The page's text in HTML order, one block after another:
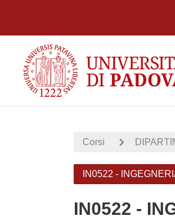
Corsi
IN0522 -
IN0522 -